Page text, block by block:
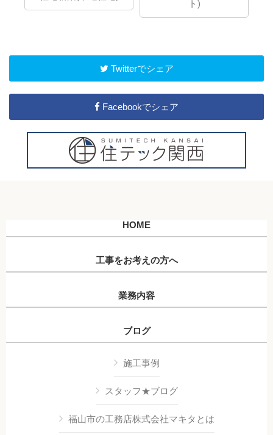
ト)
Twitterでシェア
Facebookでシェア
HOME
工事をお考えの方へ
業務内容
ブログ
施工事例
スタッフ★ブログ
福山市の工務店株式会社マキタとは